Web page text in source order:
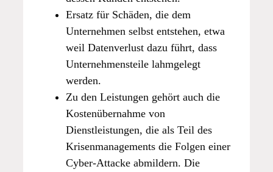
Ersatz für Schäden, die dem
Unternehmen selbst entstehen, etwa
weil Datenverlust dazu führt, dass
Unternehmensteile lahmgelegt
werden.
Zu den Leistungen gehört auch die
Kostenübernahme von
Dienstleistungen, die als Teil des
Krisenmanagements die Folgen einer
Cyber-Attacke abmildern. Die